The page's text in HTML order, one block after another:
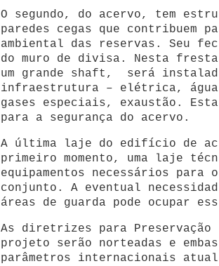
O segundo, do acervo, tem
paredes cegas que contribuem
ambiental das reservas. Seu
do muro de divisa. Nesta
um grande shaft, será
infraestrutura – elétrica,
gases especiais, exaustão.
para a segurança do acervo.
A última laje do edifício de
primeiro momento, uma laje
equipamentos necessários para
conjunto. A eventual
áreas de guarda pode ocupar
As diretrizes para Preservação
projeto serão norteadas e
parâmetros internacionais